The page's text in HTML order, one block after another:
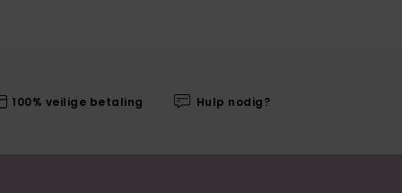
100% veilige betaling Hulp nodig?